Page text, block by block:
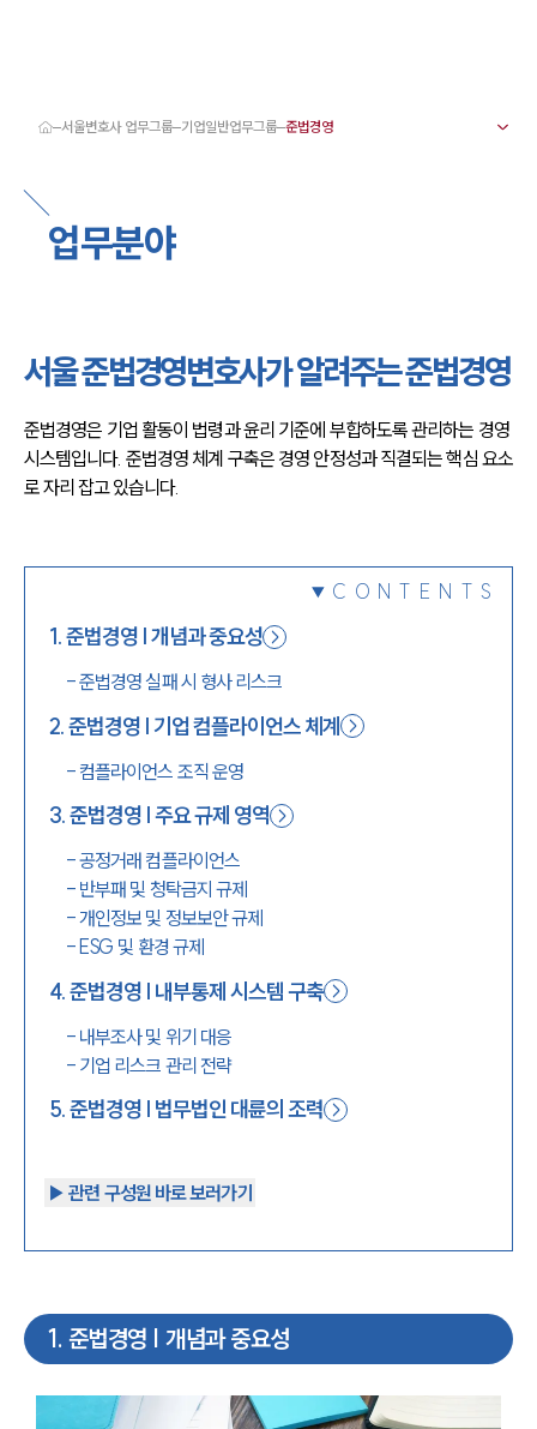
서울변호사
형사변호사
강남이혼변호사
서울학교폭력변호사
서울변호사 주요 업무사례
서울 분사무소 오시는 길
채용정보
서울변호사 업무그룹 기업일반업무그룹
업무분야
서울 준법경영변호사가 알려주는 준법경영
준법경영은 기업 활동이 법령과 윤리 기준에 부합하도록 관리하는 경영
시스템입니다. 준법경영 체계 구축은 경영 안정성과 직결되는 핵심 요소
로 자리 잡고 있습니다.
CONTENTS
1.준법경영 | 개념과 중요성
-준법경영 실패 시 형사 리스크
2.준법경영 | 기업 컴플라이언스 체계
- 컴플라이언스 조직 운영
3.준법경영 | 주요 규제 영역
-공정거래 컴플라이언스
- 반부패 및 청탁금지 규제
-개인정보 및 정보보안 규제
- ESG 및 환경 규제
4.준법경영 | 내부통제 시스템 구축
- 내부조사 및 위기 대응
- 기업 리스크 관리 전략
5.준법경영 | 법무법인 대륜의 조력
▶︎ 관련 구성원 바로 보러가기
1. 준법경영 | 개념과 중요성